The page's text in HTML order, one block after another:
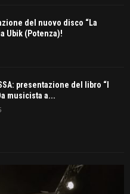
del nuovo disco “La
Ubik (Potenza)!
presentazione del libro “I
musicista a...